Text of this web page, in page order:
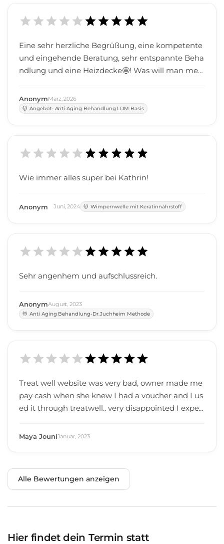
Eine sehr herzliche Begrüßung, eine kompetente
und eingehende Beratung, sehr entspannte Beha
ndlung und eine Heizdecke🤩! Was will man meh
AnonymMärz ,2026
Angebot- Anti Aging Behandlung LDM Basis
Wie immer alles super bei Kathrin!
Anonym Juni,2024 Wimpernwelle mit Keratinnährstoff
Sehr angenhem und aufschlussreich.
AnonymAugust ,2023
Anti Aging Behandlung-Dr.Juchheim Methode
Treat well website was very bad, owner made me
pay cash when she knew I had a voucher and I us
ed it through treatwell.. very disappointed I expec
ry commercial
Maya JouniJanuar ,2023
Alle Bewertungen anzeigen
Hier findet dein Termin statt